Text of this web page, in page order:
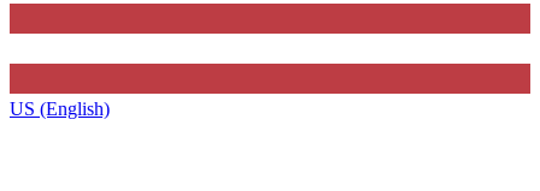
US (English)